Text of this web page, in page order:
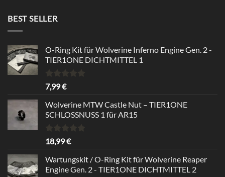
BEST SELLER
O-Ring Kit für Wolverine Inferno Engine Gen. 2 -
TIER1ONE DICHTMITTEL 1
Bewertet
mit
von 5
7,99€
Wolverine MTW Castle Nut – TIER1ONE
SCHLOSSNUSS 1 für AR15
Bewertet
mit
von 5
18,99€
Wartungskit / O-Ring Kit für Wolverine Reaper
Engine Gen. 2 - TIER1ONE DICHTMITTEL 2